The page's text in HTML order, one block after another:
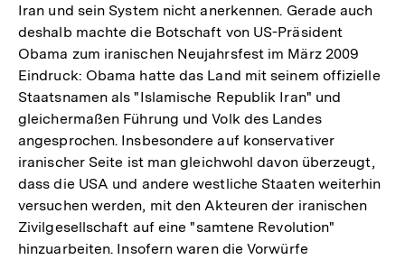
der
Fußnote
Iran und sein System nicht anerkennen. Gerade auch
deshalb machte die Botschaft von US-Präsident
Obama zum iranischen Neujahrsfest im März 2009
Eindruck: Obama hatte das Land mit seinem offizielle
Staatsnamen als "Islamische Republik Iran" und
gleichermaßen Führung und Volk des Landes
angesprochen. Insbesondere auf konservativer
iranischer Seite ist man gleichwohl davon überzeugt,
dass die USA und andere westliche Staaten weiterhin
versuchen werden, mit den Akteuren der iranischen
Zivilgesellschaft auf eine "samtene Revolution"
hinzuarbeiten. Insofern waren die Vorwürfe